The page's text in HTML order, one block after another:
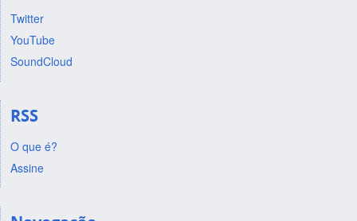
Twitter
YouTube
SoundCloud
RSS
O que é?
Assine